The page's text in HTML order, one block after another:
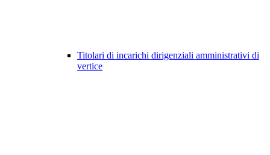
Titolari di incarichi dirigenziali amministrativi di
vertice